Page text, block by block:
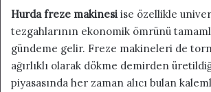
Hurda freze makinesi ise özellikle
tezgahlarının ekonomik ömrünü
gündeme gelir. Freze makineleri de
ağırlıklı olarak dökme demirden
piyasasında her zaman alıcı bulan